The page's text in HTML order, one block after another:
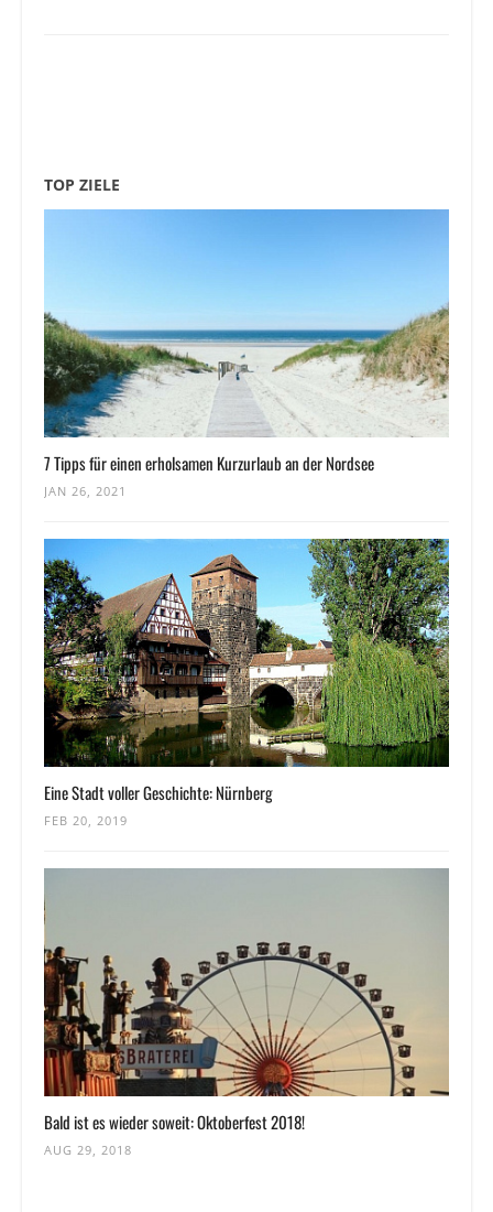
TOP ZIELE
7 Tipps für einen erholsamen Kurzurlaub an der Nordsee
JAN 26, 2021
Eine Stadt voller Geschichte: Nürnberg
FEB 20, 2019
Bald ist es wieder soweit: Oktoberfest 2018!
AUG 29, 2018